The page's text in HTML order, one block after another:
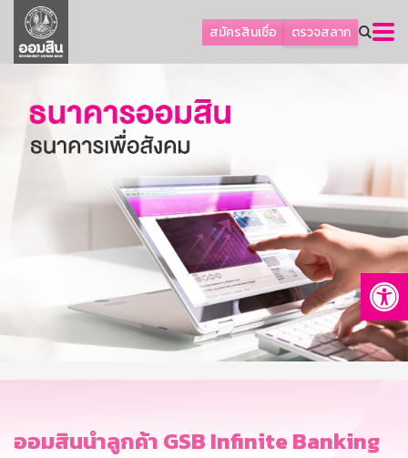
สมัครสินเชื่อ ตรวจสลาก
ลูกค้าธุรกิจ
ลูกค้าผู้ประกอบรายย่อย
ออมเพื่อสุข
เกี่ยวกับธนาคาร
การพัฒนาที่ยั่งยืน
บริการทางการเงิน
ติดต่อเรา
บริการออนไลน์
TH
EN
ออมสินนำลูกค้า GSB Infinite Banking